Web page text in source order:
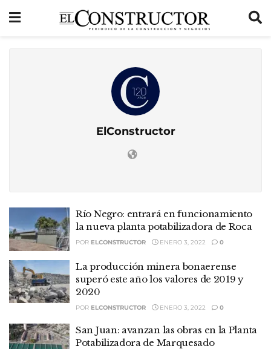
ElConstructor
Río Negro: entrará en funcionamiento
la nueva planta potabilizadora de Roca
POR ELCONSTRUCTOR ENERO 3, 2022 0
La producción minera bonaerense
superó este año los valores de 2019 y
2020
POR ELCONSTRUCTOR ENERO 3, 2022 0
San Juan: avanzan las obras en la Planta
Potabilizadora de Marquesado